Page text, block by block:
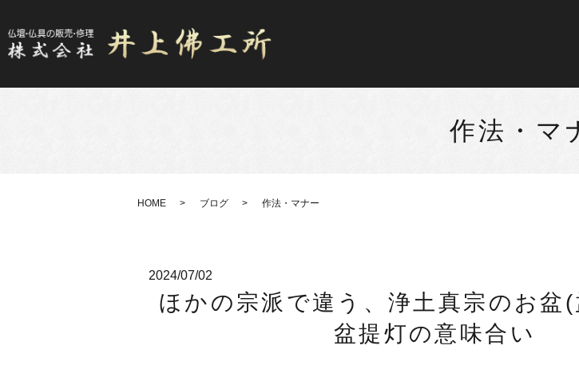
作法・マ
HOME ブログ 作法・マナー
2024/07/02
ほかの宗派で違う、浄土真宗のお盆(
盆提灯の意味合い